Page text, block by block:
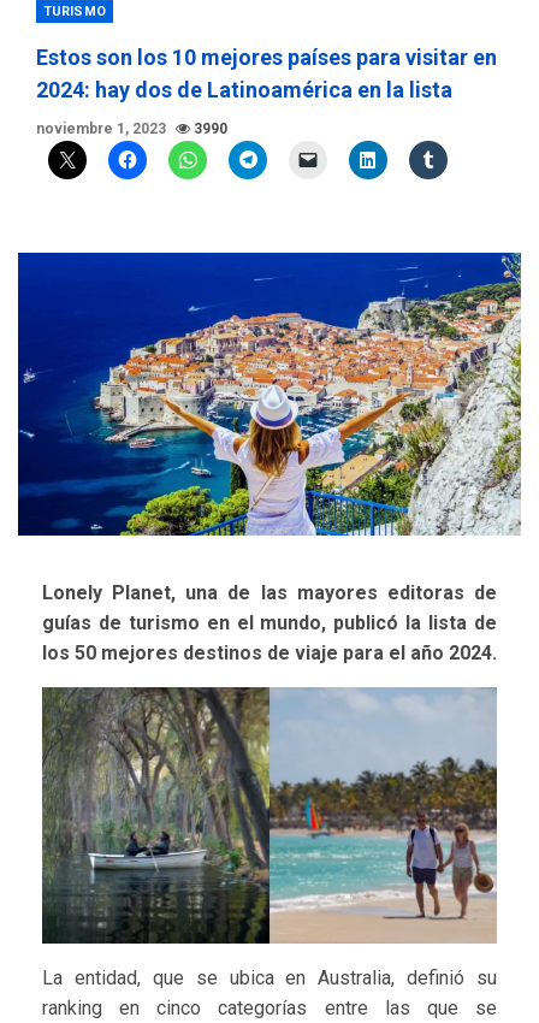
TURISMO
Estos son los 10 mejores países para visitar en
2024: hay dos de Latinoamérica en la lista
noviembre 1, 2023 3990
Lonely Planet, una de las mayores editoras de
guías de turismo en el mundo, publicó la lista de
los 50 mejores destinos de viaje para el año 2024.
La entidad, que se ubica en Australia, definió su
ranking en cinco categorías entre las que se